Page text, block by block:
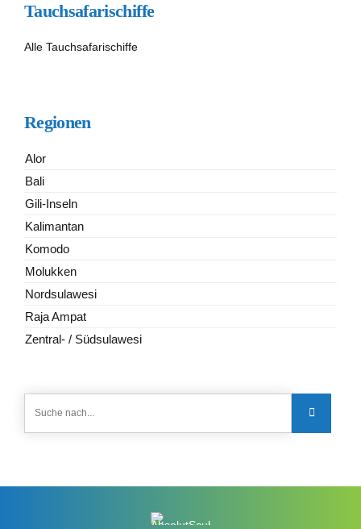
Tauchsafarischiffe
Alle Tauchsafarischiffe
Regionen
Alor
Bali
Gili-Inseln
Kalimantan
Komodo
Molukken
Nordsulawesi
Raja Ampat
Zentral- / Südsulawesi